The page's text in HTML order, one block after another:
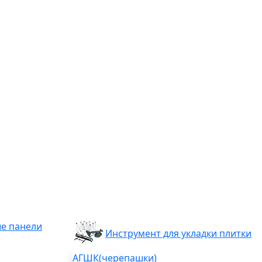
панели
Инструмент для укладки плитки
АГШК(черепашки)